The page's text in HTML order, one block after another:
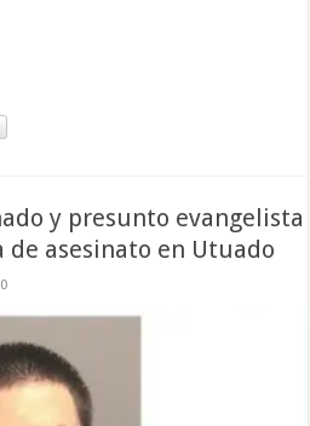
y presunto evangelista
asesinato en Utuado
0